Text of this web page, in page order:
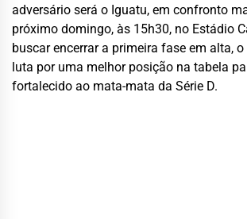
adversário será o Iguatu, em confronto
próximo domingo, às 15h30, no Estádio
buscar encerrar a primeira fase em alta,
luta por uma melhor posição na tabela
fortalecido ao mata-mata da Série D.